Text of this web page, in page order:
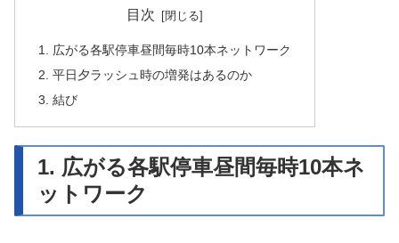
目次
1. 広がる各駅停車昼間毎時10本ネットワーク
2. 平日夕ラッシュ時の増発はあるのか
3. 結び
1. 広がる各駅停車昼間毎時10本ネ
ットワーク